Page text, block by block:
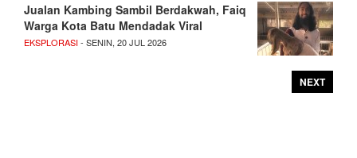
Jualan Kambing Sambil Berdakwah, Faiq
Warga Kota Batu Mendadak Viral
EKSPLORASI- SENIN, 20 JUL 2026
NEXT